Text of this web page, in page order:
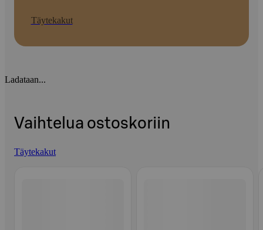
Täytekakut
Ladataan...
Vaihtelua ostoskoriin
Täytekakut